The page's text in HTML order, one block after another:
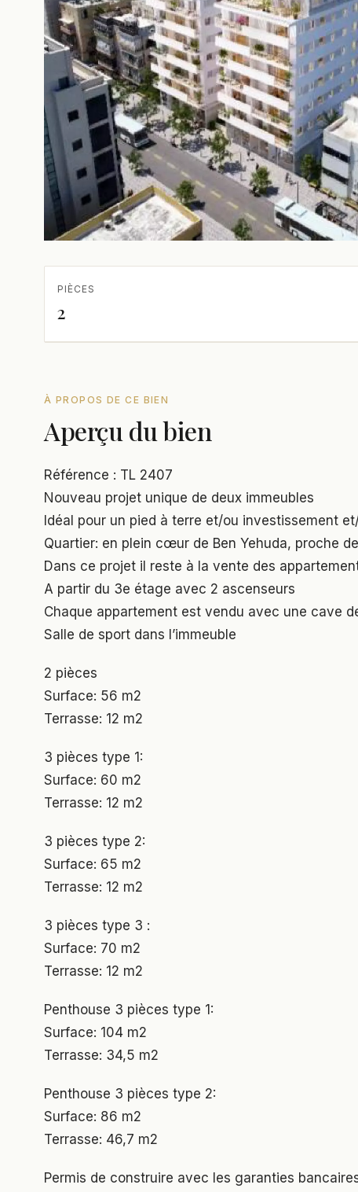
PIÈCES
2
À PROPOS DE CE BIEN
Aperçu du bien
Référence : TL 2407
Nouveau projet unique de deux immeubles
Idéal pour un pied à terre et/ou investissement
Quartier: en plein cœur de Ben Yehuda, proche
Dans ce projet il reste à la vente des
A partir du 3e étage avec 2 ascenseurs
Chaque appartement est vendu avec une cave
Salle de sport dans l’immeuble
2 pièces
Surface: 56 m2
Terrasse: 12 m2
3 pièces type 1:
Surface: 60 m2
Terrasse: 12 m2
3 pièces type 2:
Surface: 65 m2
Terrasse: 12 m2
3 pièces type 3 :
Surface: 70 m2
Terrasse: 12 m2
Penthouse 3 pièces type 1:
Surface: 104 m2
Terrasse: 34,5 m2
Penthouse 3 pièces type 2:
Surface: 86 m2
Terrasse: 46,7 m2
Permis de construire avec les garanties